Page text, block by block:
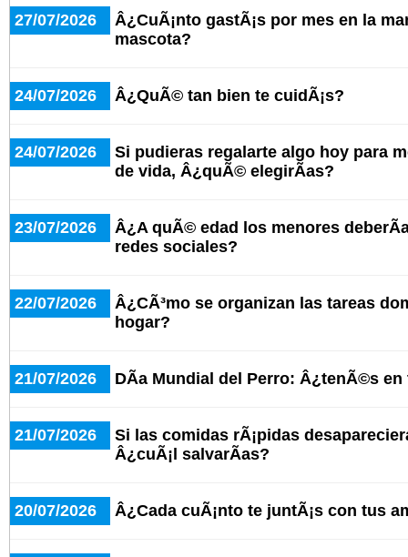
27/07/2026
Â¿CuÃ¡nto gastÃ¡s por mes en la
mascota?
24/07/2026 Â¿QuÃ© tan bien te cuidÃ¡s?
24/07/2026
Si pudieras regalarte algo hoy para
de vida, Â¿quÃ© elegirÃ­as?
23/07/2026
Â¿A quÃ© edad los menores
redes sociales?
22/07/2026
Â¿CÃ³mo se organizan las tareas
hogar?
21/07/2026 DÃ­a Mundial del Perro: Â¿tenÃ©s en
21/07/2026
Si las comidas rÃ¡pidas
Â¿cuÃ¡l salvarÃ­as?
20/07/2026 Â¿Cada cuÃ¡nto te juntÃ¡s con tus